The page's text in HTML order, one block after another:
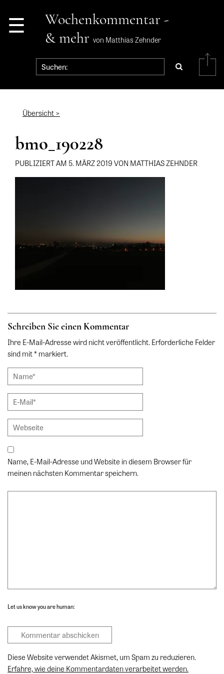
☰
Wochenkommentar -
& mehr von Matthias Zehnder
Übersicht >
bmo_190228
PUBLIZIERT AM 5. MÄRZ 2019 VON MATTHIAS ZEHNDER
Schreiben Sie einen Kommentar
Ihre E-Mail-Adresse wird nicht veröffentlicht. Erforderliche Felder
sind mit * markiert.
Name, E-Mail-Adresse und Website in diesem Browser für
meinen nächsten Kommentar speichern.
Let us know you are human:
Diese Website verwendet Akismet, um Spam zu reduzieren.
Erfahre, wie deine Kommentardaten verarbeitet werden.